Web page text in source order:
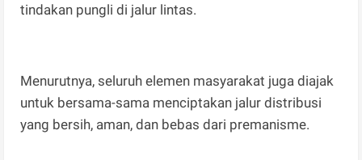
tindakan pungli di jalur lintas.
Menurutnya, seluruh elemen masyarakat juga diajak
untuk bersama-sama menciptakan jalur distribusi
yang bersih, aman, dan bebas dari premanisme.